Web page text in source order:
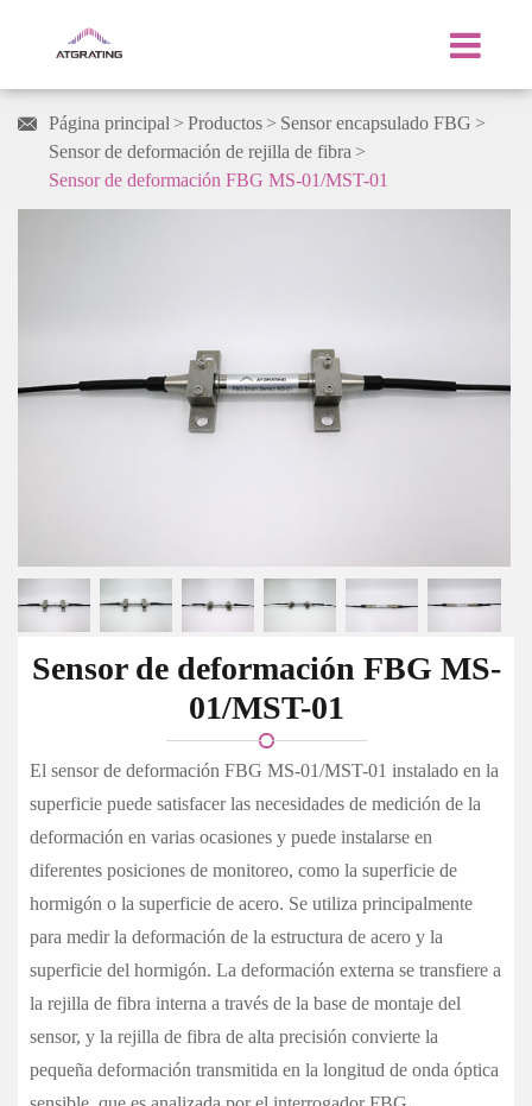
 Página principal Productos
Sensor encapsulado FBG
Sensor de deformación de rejilla de fibra
Sensor de deformación FBG MS-01/MST-01
Sensor de deformación FBG MS-
01/MST-01
El sensor de deformación FBG MS-01/MST-01 instalado en la
superficie puede satisfacer las necesidades de medición de la
deformación en varias ocasiones y puede instalarse en
diferentes posiciones de monitoreo, como la superficie de
hormigón o la superficie de acero. Se utiliza principalmente
para medir la deformación de la estructura de acero y la
superficie del hormigón. La deformación externa se transfiere a
la rejilla de fibra interna a través de la base de montaje del
sensor, y la rejilla de fibra de alta precisión convierte la
pequeña deformación transmitida en la longitud de onda óptica